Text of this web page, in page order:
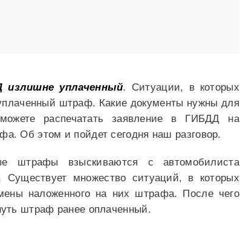
уплаченный. Ситуации, в которых
штраф. Какие документы нужны для
распечатать заявление в ГИБДД на
Об этом и пойдет сегодня наш разговор.
штрафы взыскиваются с автомобилиста
Существует множество ситуаций, в которых
наложенного на них штрафа. После чего
штраф ранее оплаченный.